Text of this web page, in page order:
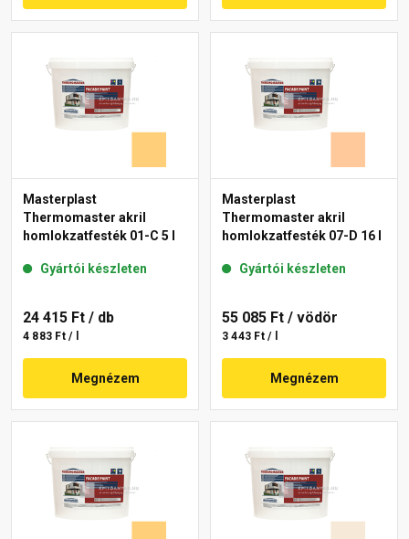
Masterplast
Thermomaster akril
homlokzatfesték 01-C 5 l
Gyártói készleten
24 415 Ft / db
4 883 Ft / l
Megnézem
Masterplast
Thermomaster akril
homlokzatfesték 07-D 16 l
Gyártói készleten
55 085 Ft / vödör
3 443 Ft / l
Megnézem